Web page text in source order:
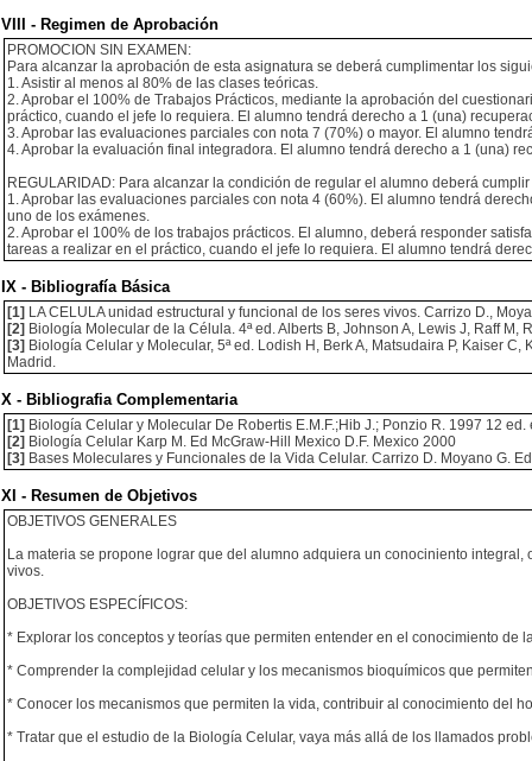
VIII - Regimen de Aprobación
PROMOCION SIN EXAMEN:
Para alcanzar la aprobación de esta asignatura se deberá cumplimentar los
1. Asistir al menos al 80% de las clases teóricas.
2. Aprobar el 100% de Trabajos Prácticos, mediante la aprobación del
práctico, cuando el jefe lo requiera. El alumno tendrá derecho a 1 (una)
3. Aprobar las evaluaciones parciales con nota 7 (70%) o mayor. El alumno
4. Aprobar la evaluación final integradora. El alumno tendrá derecho a 1 (una)
REGULARIDAD: Para alcanzar la condición de regular el alumno deberá
1. Aprobar las evaluaciones parciales con nota 4 (60%). El alumno tendrá
uno de los exámenes.
2. Aprobar el 100% de los trabajos prácticos. El alumno, deberá responder
tareas a realizar en el práctico, cuando el jefe lo requiera. El alumno tendrá
IX - Bibliografía Básica
[1] LA CELULA unidad estructural y funcional de los seres vivos. Carrizo D.,
[2] Biología Molecular de la Célula. 4ª ed. Alberts B, Johnson A, Lewis J, Raff M,
[3] Biología Celular y Molecular, 5ª ed. Lodish H, Berk A, Matsudaira P, Kaiser
Madrid.
X - Bibliografia Complementaria
[1] Biología Celular y Molecular De Robertis E.M.F.;Hib J.; Ponzio R. 1997 12 ed.
[2] Biología Celular Karp M. Ed McGraw-Hill Mexico D.F. Mexico 2000
[3] Bases Moleculares y Funcionales de la Vida Celular. Carrizo D. Moyano G.
XI - Resumen de Objetivos
OBJETIVOS GENERALES
La materia se propone lograr que del alumno adquiera un conociniento
vivos.
OBJETIVOS ESPECÍFICOS:
* Explorar los conceptos y teorías que permiten entender en el conocimiento de
* Comprender la complejidad celular y los mecanismos bioquímicos que
* Conocer los mecanismos que permiten la vida, contribuir al conocimiento del
* Tratar que el estudio de la Biología Celular, vaya más allá de los llamados